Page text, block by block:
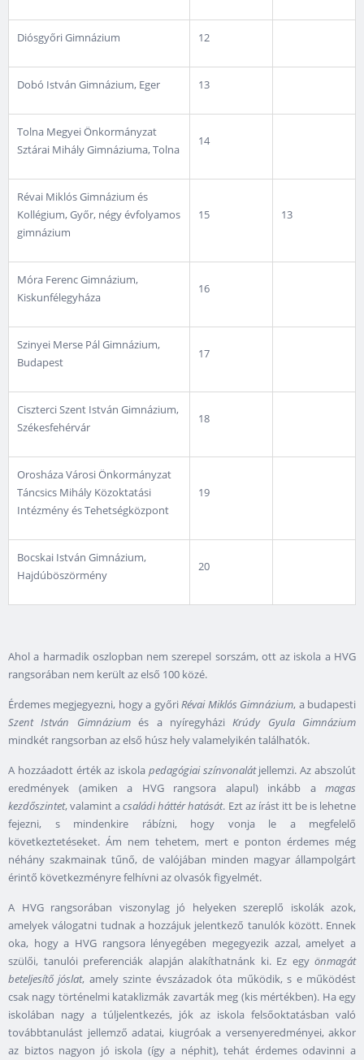
Diósgyőri Gimnázium 12
Dobó István Gimnázium, Eger 13
Tolna Megyei Önkormányzat
Sztárai Mihály Gimnáziuma, Tolna
14
Révai Miklós Gimnázium és
Kollégium, Győr, négy évfolyamos
gimnázium
15 13
Móra Ferenc Gimnázium,
Kiskunfélegyháza
16
Szinyei Merse Pál Gimnázium,
Budapest
17
Ciszterci Szent István Gimnázium,
Székesfehérvár
18
Orosháza Városi Önkormányzat
Táncsics Mihály Közoktatási
Intézmény és Tehetségközpont
19
Bocskai István Gimnázium,
Hajdúböszörmény
20
Ahol a harmadik oszlopban nem szerepel sorszám, ott az iskola a HVG
rangsorában nem került az első 100 közé.
Érdemes megjegyezni, hogy a győriRévai Miklós Gimnázium, a budapesti
Szent István Gimnáziumés a nyíregyháziKrúdy Gyula Gimnázium
mindkét rangsorban az első húsz hely valamelyikén találhatók.
A hozzáadott érték az iskola pedagógiai színvonalátjellemzi. Az abszolút
eredmények (amiken a HVG rangsora alapul) inkább a magas
kezdőszintet, valamint acsaládi háttér hatását. Ezt az írást itt be is lehetne
fejezni, s mindenkire rábízni, hogy vonja le a megfelelő
következtetéseket. Ám nem tehetem, mert e ponton érdemes még
néhány szakmainak tűnő, de valójában minden magyar állampolgárt
érintő következményre felhívni az olvasók figyelmét.
A HVG rangsorában viszonylag jó helyeken szereplő iskolák azok,
amelyek válogatni tudnak a hozzájuk jelentkező tanulók között. Ennek
oka, hogy a HVG rangsora lényegében megegyezik azzal, amelyet a
szülői, tanulói preferenciák alapján alakíthatnánk ki. Ez egy önmagát
beteljesítő jóslat, amely szinte évszázadok óta működik, s e működést
csak nagy történelmi kataklizmák zavarták meg (kis mértékben). Ha egy
iskolában nagy a túljelentkezés, jók az iskola felsőoktatásban való
továbbtanulást jellemző adatai, kiugróak a versenyeredményei, akkor
az biztos nagyon jó iskola (így a néphit), tehát érdemes odavinni a